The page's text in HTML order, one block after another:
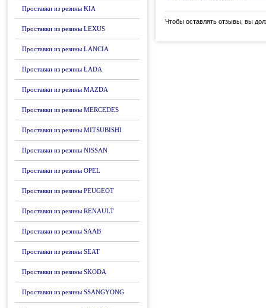
Проставки из резины KIA
Проставки из резины LEXUS
Проставки из резины LANCIA
Проставки из резины LADA
Проставки из резины MAZDA
Проставки из резины MERCEDES
Проставки из резины MITSUBISHI
Проставки из резины NISSAN
Проставки из резины OPEL
Проставки из резины PEUGEOT
Проставки из резины RENAULT
Проставки из резины SAAB
Проставки из резины SEAT
Проставки из резины SKODA
Проставки из резины SSANGYONG
Чтобы оставлять отзывы, вы